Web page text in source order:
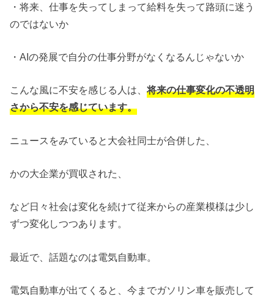
・将来、仕事を失ってしまって給料を失って路頭に迷う
のではないか
・AIの発展で自分の仕事分野がなくなるんじゃないか
こんな風に不安を感じる人は、将来の仕事変化の不透明
さから不安を感じています。
ニュースをみていると大会社同士が合併した、
かの大企業が買収された、
など日々社会は変化を続けて従来からの産業模様は少し
ずつ変化しつつあります。
最近で、話題なのは電気自動車。
電気自動車が出てくると、今までガソリン車を販売して